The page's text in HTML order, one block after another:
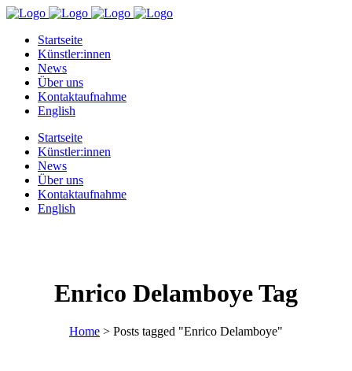
Startseite
Künstler:innen
News
Über uns
Kontaktaufnahme
English
Startseite
Künstler:innen
News
Über uns
Kontaktaufnahme
English
Enrico Delamboye Tag
Home > Posts tagged "Enrico Delamboye"